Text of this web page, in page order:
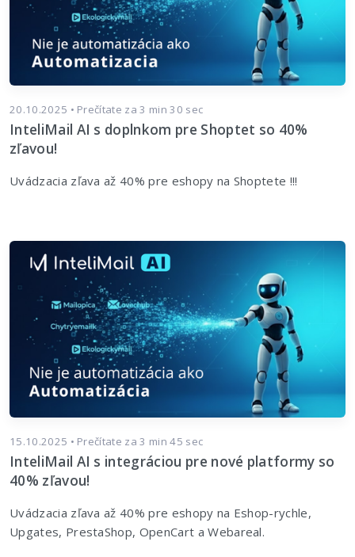
20.10.2025 • Prečítate za 3 min 30 sec
InteliMail AI s doplnkom pre Shoptet so 40%
zľavou!
Uvádzacia zľava až 40% pre eshopy na Shoptete !!!
15.10.2025 • Prečítate za 3 min 45 sec
InteliMail AI s integráciou pre nové platformy so
40% zľavou!
Uvádzacia zľava až 40% pre eshopy na Eshop-rychle,
Upgates, PrestaShop, OpenCart a Webareal.